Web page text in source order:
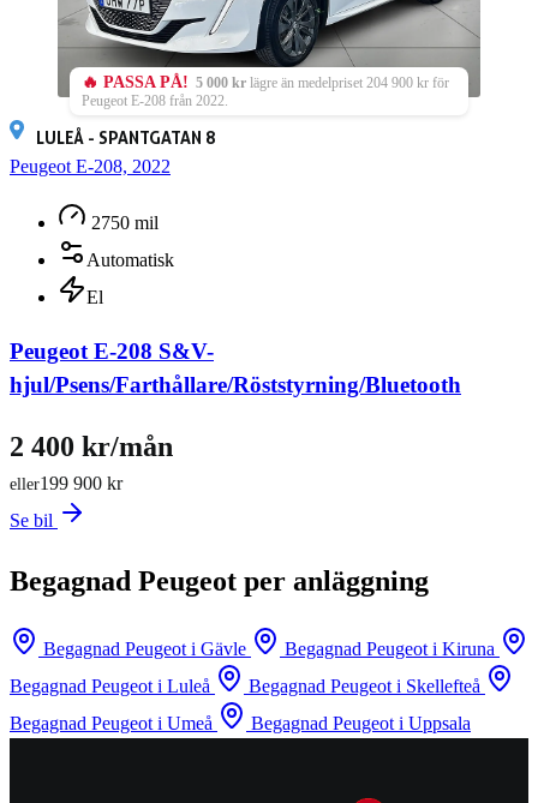
🔥 PASSA PÅ! 5 000 kr lägre än medelpriset 204 900 kr för
Peugeot E-208 från 2022.
LULEÅ - SPANTGATAN 8
Peugeot E-208, 2022
2750 mil
Automatisk
El
Peugeot E-208 S&V-
hjul/Psens/Farthållare/Röststyrning/Bluetooth
199 900 kr
eller
2 400 kr/mån
Se bil
Begagnad Peugeot per anläggning
Begagnad Peugeot i Gävle
Begagnad Peugeot i Kiruna
Begagnad Peugeot i Luleå
Begagnad Peugeot i Skellefteå
Begagnad Peugeot i Umeå
Begagnad Peugeot i Uppsala